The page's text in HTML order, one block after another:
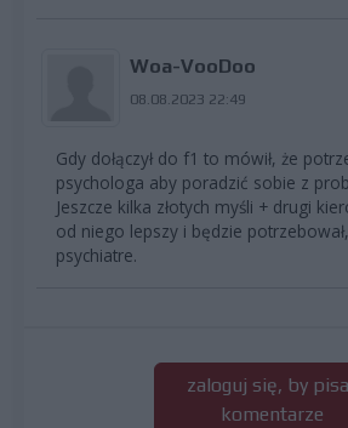
Woa-VooDoo
08.08.2023 22:49
Gdy dołączył do f1 to mówił, że
psychologa aby poradzić sobie z
Jeszcze kilka złotych myśli + drugi
od niego lepszy i będzie
psychiatre.
zaloguj się, by
komentarze